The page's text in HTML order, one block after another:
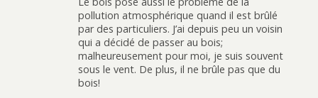
pollution atmosphérique quand il est brûlé
par des particuliers. J’ai depuis peu un voisin
qui a décidé de passer au bois;
malheureusement pour moi, je suis souvent
sous le vent. De plus, il ne brûle pas que du
bois!